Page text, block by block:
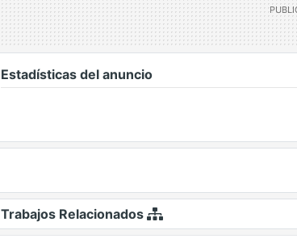
Estadísticas del anuncio
Trabajos Relacionados